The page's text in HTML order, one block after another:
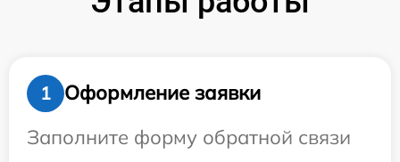
1
Оформление заявки
Заполните форму обратной связи